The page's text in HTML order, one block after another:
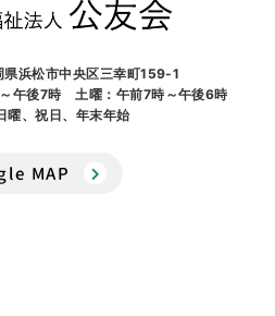
浜松市中央区三幸町159-1
～午後7時 土曜：午前7時～午後6時
曜、祝日、年末年始
MAP